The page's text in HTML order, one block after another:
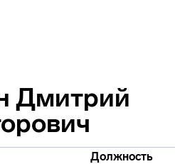
Дмитрий
Должность